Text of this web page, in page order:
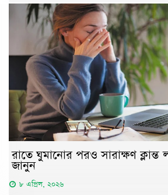
রাতে ঘুমানোর পরও সারাক্ষণ
জানুন
৮ এপ্রিল, ২০২৬